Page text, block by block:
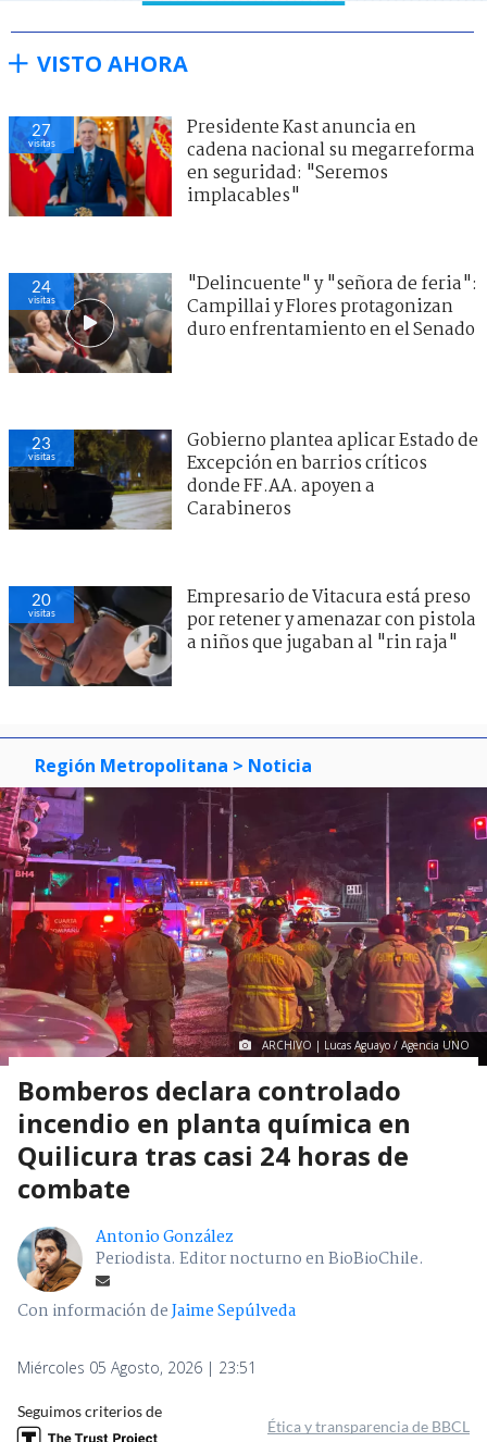
VISTO AHORA
27
visitas
Presidente Kast anuncia en
cadena nacional su megarreforma
en seguridad: "Seremos
implacables"
24
visitas
"Delincuente" y "señora de feria":
Campillai y Flores protagonizan
duro enfrentamiento en el Senado
23
visitas
Gobierno plantea aplicar Estado de
Excepción en barrios críticos
donde FF.AA. apoyen a
Carabineros
20
visitas
Empresario de Vitacura está preso
por retener y amenazar con pistola
a niños que jugaban al "rin raja"
Región Metropolitana > Noticia
ARCHIVO | Lucas Aguayo / Agencia UNO
Bomberos declara controlado
incendio en planta química en
Quilicura tras casi 24 horas de
combate
Antonio González
Periodista. Editor nocturno en BioBioChile.
Con información deJaime Sepúlveda
Miércoles 05 Agosto, 2026 | 23:51
Seguimos criterios de
Ética y transparencia de BBCL